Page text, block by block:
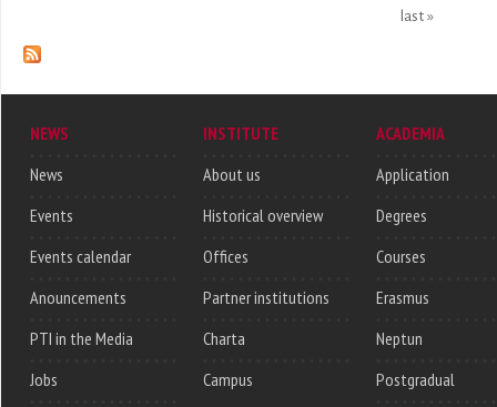
last »
NEWS
News
Events
Events calendar
Anouncements
PTI in the Media
Jobs
INSTITUTE
About us
Historical overview
Offices
Partner institutions
Charta
Campus
ACADEMIA
Application
Degrees
Courses
Erasmus
Neptun
Postgradual